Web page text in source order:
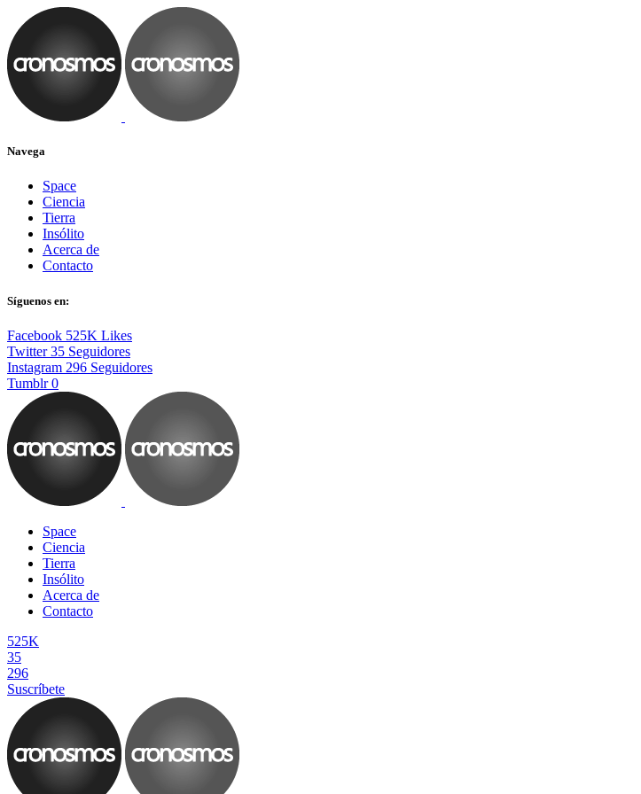
Navega
Space
Ciencia
Tierra
Insólito
Acerca de
Contacto
Síguenos en:
Facebook 525K Likes
Twitter 35 Seguidores
Instagram 296 Seguidores
Tumblr 0
Space
Ciencia
Tierra
Insólito
Acerca de
Contacto
525K
35
296
Suscríbete